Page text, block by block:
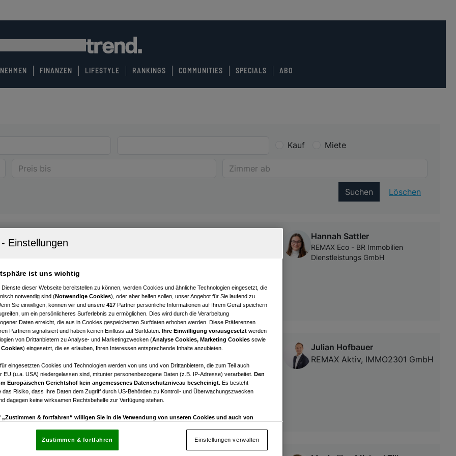
FINANZEN LIFESTYLE RANKINGS COMMUNITIES SPECIALS ABO
Kauf Miete
Suchen Löschen
Eigentumswohnung in Bezirkshauptstadt
Zimmer
Hannah Sattler
REMAX Eco - BR Immobilien
Dienstleistungs GmbH
3,5
Zimmer
€ 169.000,00
Kaufpreis
Julian Hofbauer
REMAX Aktiv, IMMO2301 GmbH
ist uns wichtig
Dienste dieser Webseite bereitstellen zu können, werden Cookies und ähnliche Technologien eingesetzt, die
notwendig sind (Notwendige Cookies), oder aber helfen sollen, unser Angebot für Sie laufend zu
Sie einwilligen, können wir und unsere 417 Partner persönliche Informationen auf Ihrem Gerät speichern
um ein persönlicheres Surferlebnis zu ermöglichen. Dies wird durch die Verarbeitung
Daten erreicht, die aus in Cookies gespeicherten Surfdaten erhoben werden. Diese Präferenzen
Partnern signalisiert und haben keinen Einfluss auf Surfdaten. Ihre Einwilligung vorausgesetzt werden
von Drittanbietern zu Analyse- und Marketingzwecken (Analyse Cookies, Marketing Cookies sowie
) eingesetzt, die es erlauben, Ihren Interessen entsprechende Inhalte anzubieten.
eingesetzten Cookies und Technologien werden von uns und von Drittanbietern, die zum Teil auch
EU (u.a. USA) niedergelassen sind, mitunter personenbezogene Daten (z.B. IP-Adresse) verarbeitet. Den
Europäischen Gerichtshof kein angemessenes Datenschutzniveau bescheinigt. Es besteht
das Risiko, dass Ihre Daten dem Zugriff durch US-Behörden zu Kontroll- und Überwachungszwecken
dagegen keine wirksamen Rechtsbehelfe zur Verfügung stehen.
„Zustimmen & fortfahren“ willigen Sie in die Verwendung von unseren Cookies und auch von
die sich auf jeder Seite unten im Footer befinden.
Einstellungen verwalten
Zustimmen & fortfahren